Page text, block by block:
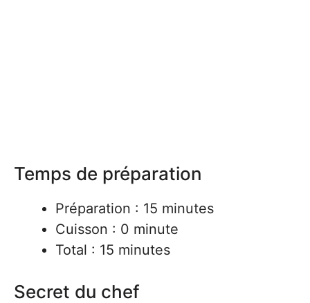
Temps de préparation
Préparation : 15 minutes
Cuisson : 0 minute
Total : 15 minutes
Secret du chef